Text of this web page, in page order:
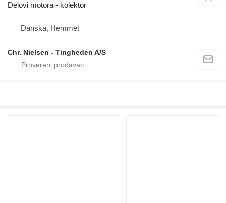
Delovi motora - kolektor
Danska, Hemmet
Chr. Nielsen - Tingheden A/S